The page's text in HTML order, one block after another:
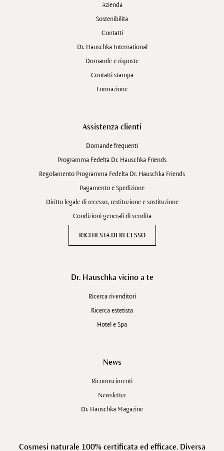
Azienda
Sostenibilità
Contatti
Dr. Hauschka International
Domande e risposte
Contatti stampa
Formazione
Assistenza clienti
Domande frequenti
Programma Fedeltà Dr. Hauschka Friends
Regolamento Programma Fedeltà Dr. Hauschka Friends
Pagamento e Spedizione
Diritto legale di recesso, restituzione e sostituzione
Condizioni generali di vendita
RICHIESTA DI RECESSO
Dr. Hauschka vicino a te
Ricerca rivenditori
Ricerca estetista
Hotel e Spa
News
Riconoscimenti
Newsletter
Dr. Hauschka Magazine
Cosmesi naturale 100% certificata ed efficace. Diversa